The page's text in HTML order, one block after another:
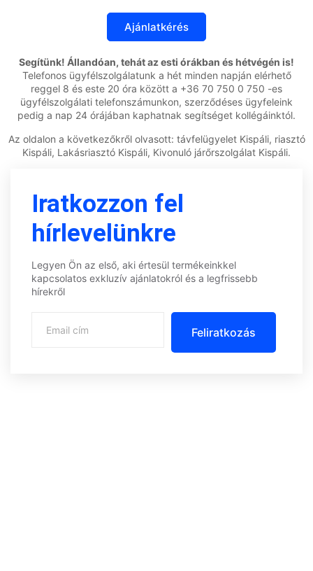
Segítünk! Állandóan, tehát az esti órákban és hétvégén is!
Telefonos ügyfélszolgálatunk a hét minden napján elérhető
reggel 8 és este 20 óra között a +36 70 750 0 750 -es
ügyfélszolgálati telefonszámunkon, szerződéses ügyfeleink
pedig a nap 24 órájában kaphatnak segítséget kollégáinktól.
Az oldalon a következőkről olvasott: távfelügyelet Kispáli, riasztó
Kispáli, Lakásriasztó Kispáli, Kivonuló járőrszolgálat Kispáli.
Iratkozzon fel
hírlevelünkre
Legyen Ön az első, aki értesül termékeinkkel
kapcsolatos exkluzív ajánlatokról és a legfrissebb
hírekről
Feliratkozás